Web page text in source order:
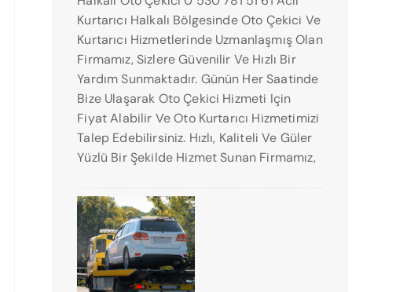
Kurtarıcı Halkalı Bölgesinde Oto Çekici Ve
Kurtarıcı Hizmetlerinde Uzmanlaşmış Olan
Firmamız, Sizlere Güvenilir Ve Hızlı Bir
Yardım Sunmaktadır. Günün Her Saatinde
Bize Ulaşarak Oto Çekici Hizmeti Için
Fiyat Alabilir Ve Oto Kurtarıcı Hizmetimizi
Talep Edebilirsiniz. Hızlı, Kaliteli Ve Güler
Yüzlü Bir Şekilde Hizmet Sunan Firmamız,